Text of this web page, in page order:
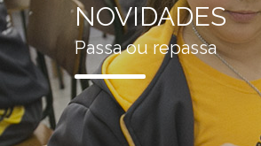
NOVIDADES
Passa ou repassa